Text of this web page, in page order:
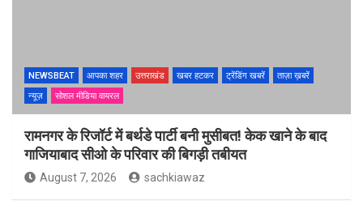
NEWSBEAT आपका शहर उत्तराखंड खबर हटकर ट्रेंडिंग खबरें
ताज़ा ख़बरें
न्यूज़
सोशल मीडिया वायरल
रामनगर के रिजॉर्ट में बर्थडे पार्टी बनी मुसीबत! केक खाने के बाद
गाजियाबाद सीओ के परिवार की बिगड़ी तबीयत
August 7, 2026 sachkiawaz